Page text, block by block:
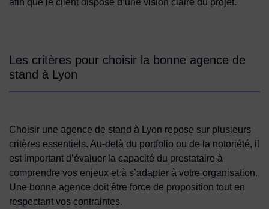
Les critères pour choisir la bonne agence de
stand à Lyon
Choisir une agence de stand à Lyon repose sur plusieurs
critères essentiels. Au-delà du portfolio ou de la notoriété, il
est important d’évaluer la capacité du prestataire à
comprendre vos enjeux et à s’adapter à votre organisation.
Une bonne agence doit être force de proposition tout en
respectant vos contraintes.